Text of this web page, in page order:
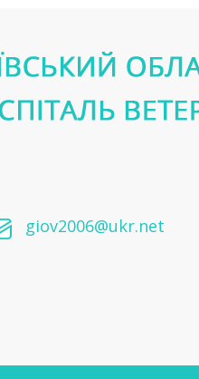
giov2006@ukr.net